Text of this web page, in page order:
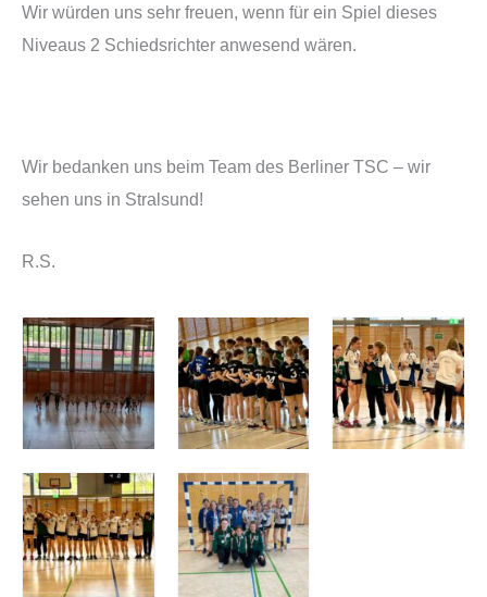
Wir würden uns sehr freuen, wenn für ein Spiel dieses
Niveaus 2 Schiedsrichter anwesend wären.
Wir bedanken uns beim Team des Berliner TSC – wir
sehen uns in Stralsund!
R.S.